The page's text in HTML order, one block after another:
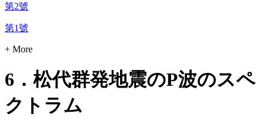
第2號
第1號
+ More
6．松代群発地震のP波のスペ
クトラム